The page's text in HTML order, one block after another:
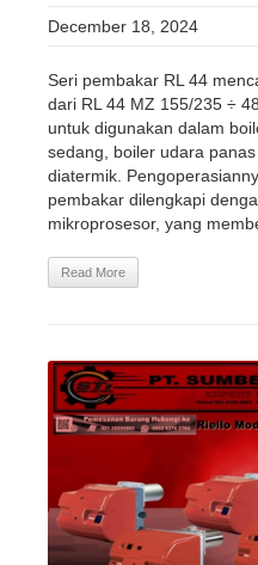
December 18, 2024
Seri pembakar RL 44
dari RL 44 MZ 155/235 ÷
untuk digunakan dalam
sedang, boiler udara
diatermik.
pembakar dilengkapi
mikroprosesor, yang
Read More